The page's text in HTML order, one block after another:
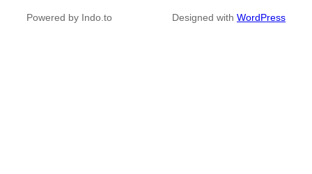
Powered by Indo.to Designed with WordPress